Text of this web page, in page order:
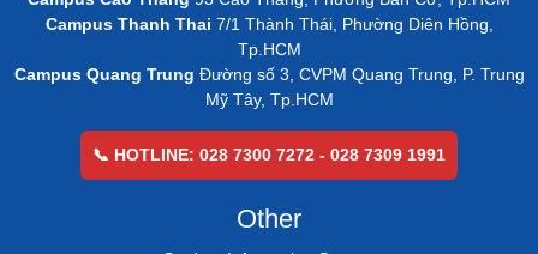
Campus Thanh Thai 7/1 Thành Thái, Phường Diên Hồng,
Tp.HCM
Campus Quang Trung Đường số 3, CVPM Quang Trung, P. Trung
Mỹ Tây, Tp.HCM
📞 HOTLINE: 028 7300 7272 - 028 7309 1991
Other